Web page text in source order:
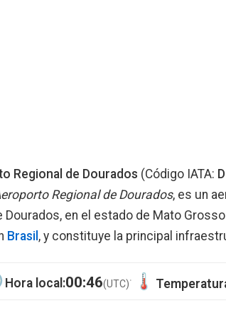
Regional de Dourados (Código IATA:
Regional de Dourados, es un
Dourados, en el estado de Mato
Brasil , y constituye la principal
Hora local:00:46(UTC)·